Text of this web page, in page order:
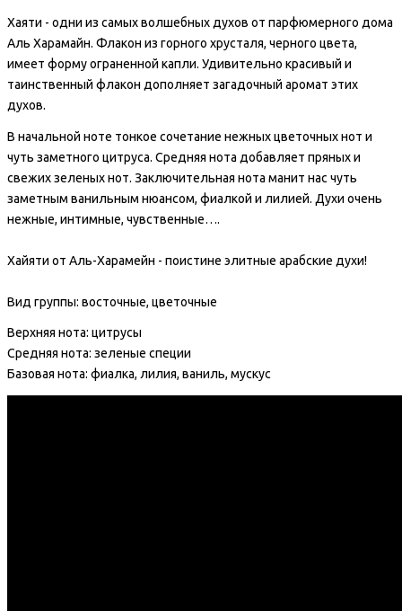
Хаяти - одни из самых волшебных духов от парфюмерного дома
Аль Харамайн. Флакон из горного хрусталя, черного цвета,
имеет форму ограненной капли. Удивительно красивый и
таинственный флакон дополняет загадочный аромат этих
духов.
В начальной ноте тонкое сочетание нежных цветочных нот и
чуть заметного цитруса. Средняя нота добавляет пряных и
свежих зеленых нот. Заключительная нота манит нас чуть
заметным ванильным нюансом, фиалкой и лилией. Духи очень
нежные, интимные, чувственные….
Хайяти от Аль-Харамейн - поистине элитные арабские духи!
Вид группы: восточные, цветочные
Верхняя нота: цитрусы
Средняя нота: зеленые специи
Базовая нота: фиалка, лилия, ваниль, мускус